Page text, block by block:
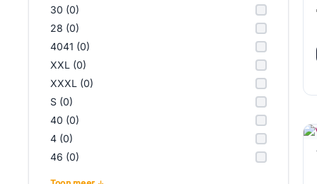
30 (0)
28 (0)
4041 (0)
XXL (0)
XXXL (0)
S (0)
40 (0)
4 (0)
46 (0)